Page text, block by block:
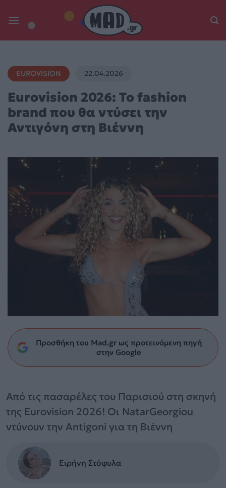
content
EUROVISION 22.04.2026
Eurovision 2026: Το fashion
brand που θα ντύσει την
Αντιγόνη στη Βιέννη
Προσθήκη του Mad.gr ως προτεινόμενη πηγή
στην Google
Από τις πασαρέλες του Παρισιού στη σκηνή
της Eurovision 2026! Οι NatarGeorgiou
ντύνουν την Antigoni για τη Βιέννη
Ειρήνη Στόφυλα